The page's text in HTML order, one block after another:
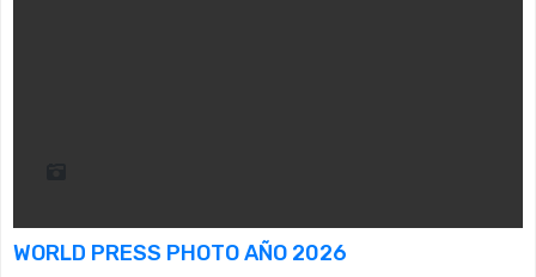
WORLD PRESS PHOTO AÑO 2026